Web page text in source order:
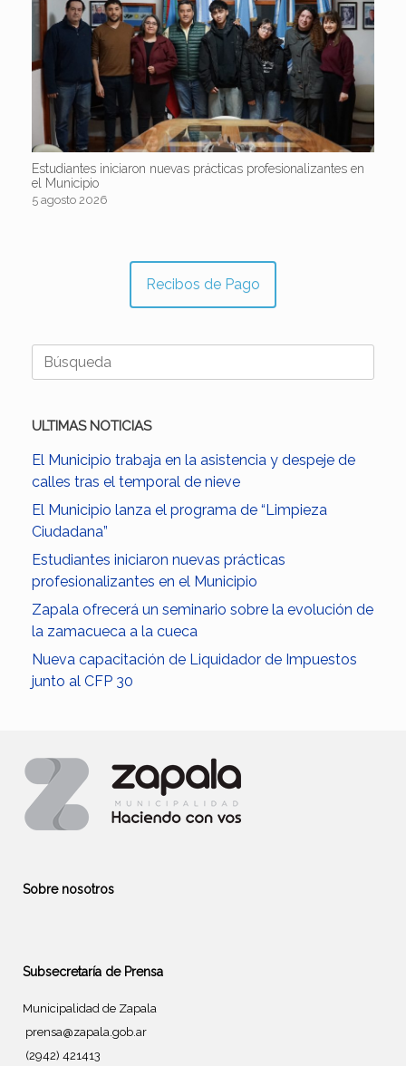
Estudiantes iniciaron nuevas prácticas profesionalizantes en
el Municipio
5 agosto 2026
Recibos de Pago
Buscar:
ULTIMAS NOTICIAS
El Municipio trabaja en la asistencia y despeje de
calles tras el temporal de nieve
El Municipio lanza el programa de “Limpieza
Ciudadana”
Estudiantes iniciaron nuevas prácticas
profesionalizantes en el Municipio
Zapala ofrecerá un seminario sobre la evolución de
la zamacueca a la cueca
Nueva capacitación de Liquidador de Impuestos
junto al CFP 30
Sobre nosotros
Subsecretaría de Prensa
Municipalidad de Zapala
prensa@zapala.gob.ar
(2942) 421413